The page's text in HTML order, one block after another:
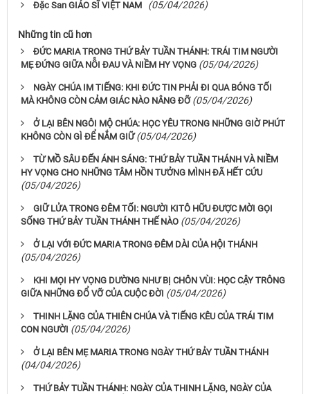
Đặc San GIÁO SĨ VIỆT NAM (05/04/2026)
Những tin cũ hơn
ĐỨC MARIA TRONG THỨ BẢY TUẦN THÁNH: TRÁI TIM NGƯỜI
MẸ ĐỨNG GIỮA NỖI ĐAU VÀ NIỀM HY VỌNG (05/04/2026)
NGÀY CHÚA IM TIẾNG: KHI ĐỨC TIN PHẢI ĐI QUA BÓNG TỐI
MÀ KHÔNG CÒN CẢM GIÁC NÀO NÂNG ĐỠ (05/04/2026)
Ở LẠI BÊN NGÔI MỘ CHÚA: HỌC YÊU TRONG NHỮNG GIỜ PHÚT
KHÔNG CÒN GÌ ĐỂ NẮM GIỮ (05/04/2026)
TỪ MỒ SÂU ĐẾN ÁNH SÁNG: THỨ BẢY TUẦN THÁNH VÀ NIỀM
HY VỌNG CHO NHỮNG TÂM HỒN TƯỞNG MÌNH ĐÃ HẾT CỨU
(05/04/2026)
GIỮ LỬA TRONG ĐÊM TỐI: NGƯỜI KITÔ HỮU ĐƯỢC MỜI GỌI
SỐNG THỨ BẢY TUẦN THÁNH THẾ NÀO (05/04/2026)
Ở LẠI VỚI ĐỨC MARIA TRONG ĐÊM DÀI CỦA HỘI THÁNH
(05/04/2026)
KHI MỌI HY VỌNG DƯỜNG NHƯ BỊ CHÔN VÙI: HỌC CẬY TRÔNG
GIỮA NHỮNG ĐỔ VỠ CỦA CUỘC ĐỜI (05/04/2026)
THINH LẶNG CỦA THIÊN CHÚA VÀ TIẾNG KÊU CỦA TRÁI TIM
CON NGƯỜI (05/04/2026)
Ở LẠI BÊN MẸ MARIA TRONG NGÀY THỨ BẢY TUẦN THÁNH
(04/04/2026)
THỨ BẢY TUẦN THÁNH: NGÀY CỦA THINH LẶNG, NGÀY CỦA